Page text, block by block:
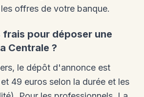
offres de votre banque.
frais pour déposer une
Centrale ?
le dépôt d'annonce est
49 euros selon la durée et les